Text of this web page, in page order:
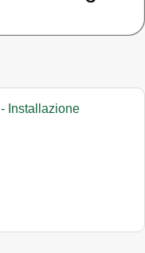
Installazione